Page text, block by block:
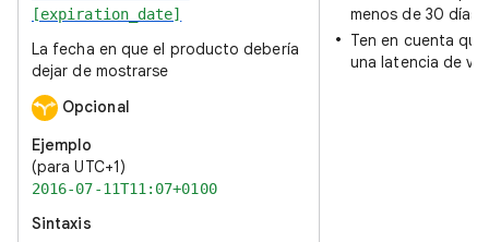
[expiration_date]
La fecha en que el producto debería
dejar de mostrarse
Opcional
Ejemplo
(para UTC+1)
2016-07-11T11:07+0100
Sintaxis
menos de 30 días.
Ten en cuenta
una latencia de